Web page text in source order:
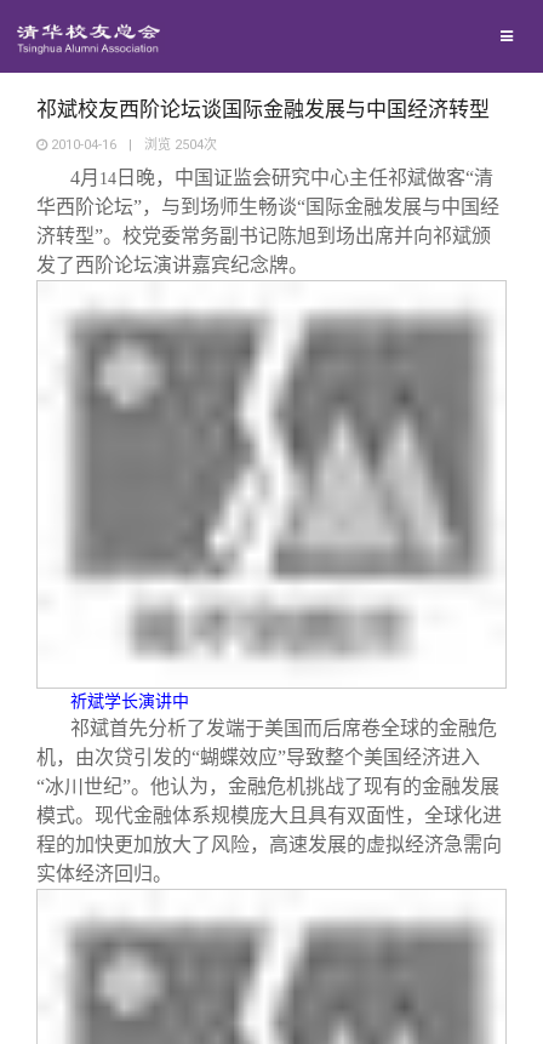
地区联络
年级联络
院系校友工作
专业委员会
西南联大校友会
回馈母校
捐赠项目
捐赠新闻
捐赠纪事
义工计划
媒体平台
《清华校友通讯》
《水木清华》
新媒体平台
百年清华
清华人物
青春风采
校友文苑
校友服务
信息化服务
三创大赛
总会简介
会长致辞
制度法规
联系我们
祁斌校友西阶论坛谈国际金融发展与中国经济转型
2010-04-16 | 浏览 2504次
4月 14 日晚，中国证监会研究中心主任祁斌做客“清
华西阶论坛”，与到场师生畅谈“国际金融发展与中国经
济转型”。校党委常务副书记陈旭到场出席并向祁斌颁
发了西阶论坛演讲嘉宾纪念牌。
祈斌学长演讲中
祁斌首先分析了发端于美国而后席卷全球的金融危
机，由次贷引发的“蝴蝶效应”导致整个美国经济进入
“冰川世纪”。他认为，金融危机挑战了现有的金融发展
模式。现代金融体系规模庞大且具有双面性，全球化进
程的加快更加放大了风险，高速发展的虚拟经济急需向
实体经济回归。